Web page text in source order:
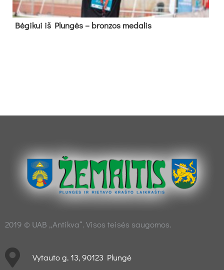
Bė­gi­kui iš Plun­gės – bron­zos me­da­lis
2019 © UAB „Antikva“. Visos teisės saugomos.
Vytauto g. 13, 90123 Plungė